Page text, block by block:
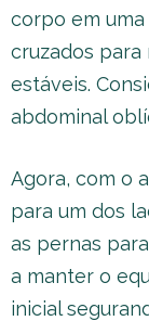
corpo em uma
cruzados para
estáveis.
abdominal
Agora, com o
para um dos
as pernas
a manter o
inicial